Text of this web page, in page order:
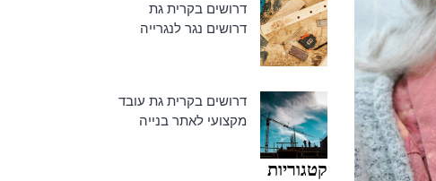
דרושים בקרית גת
דרושים נגר לנגרייה
דרושים בקרית גת עובד
מקצועי לאתר בנייה
קטגוריות